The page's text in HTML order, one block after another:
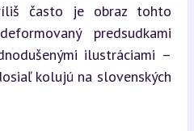
často je obraz tohto
predsudkami
ilustráciami –
kolujú na slovenských